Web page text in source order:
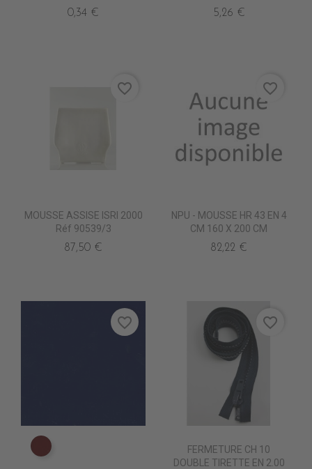
0,34 € 5,26 €
MOUSSE ASSISE ISRI 2000
Réf 90539/3
87,50 €
favorite_border
NPU - MOUSSE HR 43 EN 4
CM 160 X 200 CM
82,22 €
favorite_border
PE0630 BORDEAUX suppr
favorite_border
FERMETURE CH 10
DOUBLE TIRETTE EN 2.00
favorite_border